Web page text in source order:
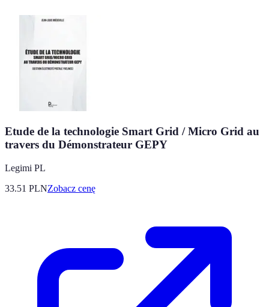
Etude de la technologie Smart Grid / Micro Grid au
travers du Démonstrateur GEPY
Legimi PL
33.51 PLNZobacz cenę